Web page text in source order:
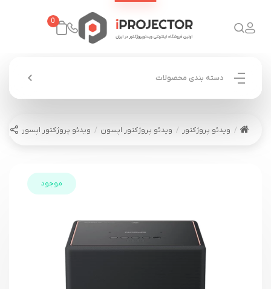
0
دسته بندی محصولات
ویدئو پروژکتور ویدئو پروژکتور اپسون ویدئو پروژکتور اپسون EPSON EF-12
موجود